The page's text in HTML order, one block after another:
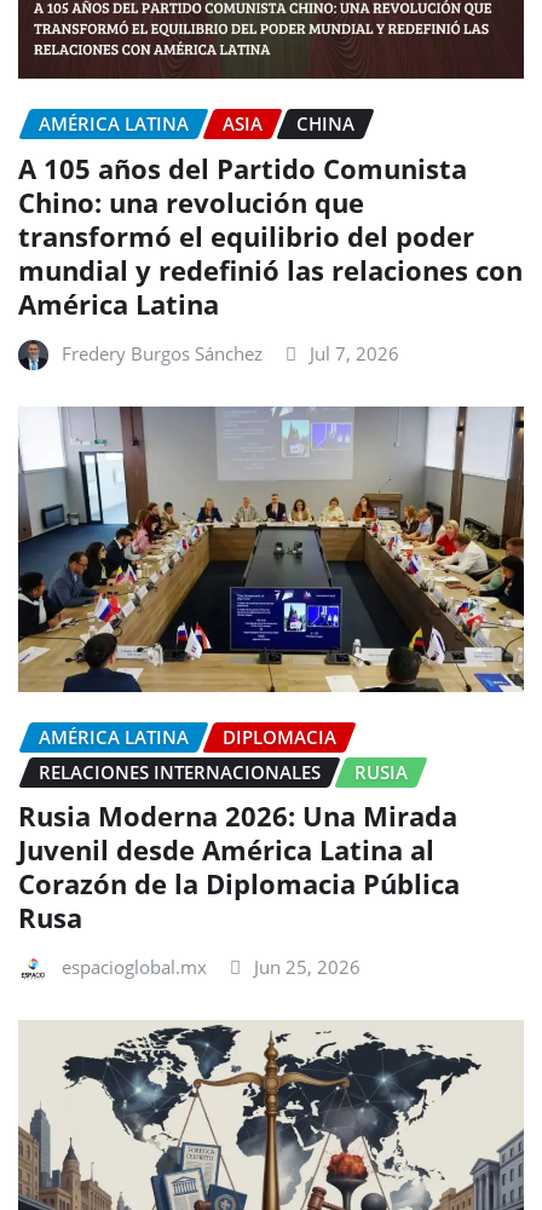
AMÉRICA LATINA ASIA CHINA
A 105 años del Partido Comunista
Chino: una revolución que
transformó el equilibrio del poder
mundial y redefinió las relaciones con
América Latina
Fredery Burgos Sánchez Jul 7, 2026
AMÉRICA LATINA
DIPLOMACIA
RELACIONES INTERNACIONALES
RUSIA
Rusia Moderna 2026: Una Mirada
Juvenil desde América Latina al
Corazón de la Diplomacia Pública
Rusa
espacioglobal.mx Jun 25, 2026